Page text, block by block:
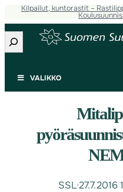
Kilpailut, kuntorastit –
Etsi
VALIKKO
SSL·27.7.2016